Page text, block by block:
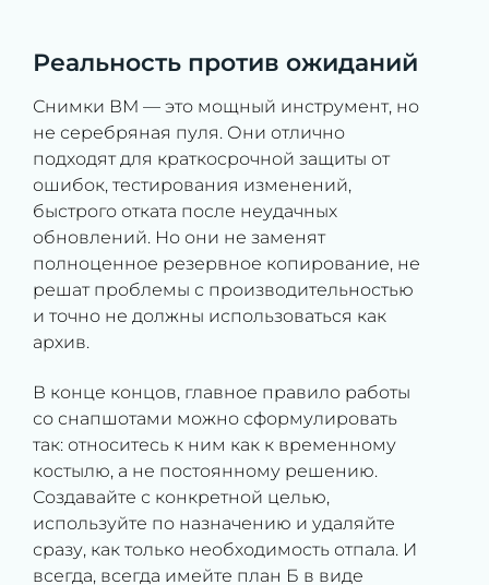
Реальность против ожиданий
Снимки ВМ — это мощный инструмент, но
не серебряная пуля. Они отлично
подходят для краткосрочной защиты от
ошибок, тестирования изменений,
быстрого отката после неудачных
обновлений. Но они не заменят
полноценное резервное копирование, не
решат проблемы с производительностью
и точно не должны использоваться как
архив.
В конце концов, главное правило работы
со снапшотами можно сформулировать
так: относитесь к ним как к временному
костылю, а не постоянному решению.
Создавайте с конкретной целью,
используйте по назначению и удаляйте
сразу, как только необходимость отпала. И
всегда, всегда имейте план Б в виде